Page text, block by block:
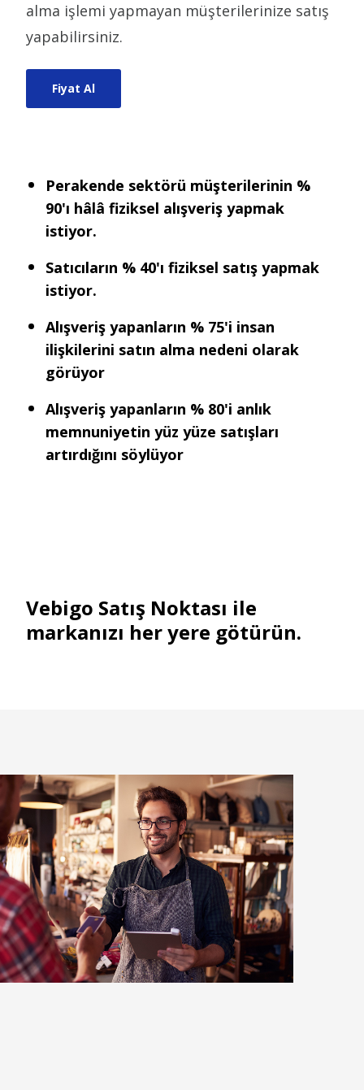
alma işlemi yapmayan müşterilerinize satış
yapabilirsiniz.
Fiyat Al
Perakende sektörü müşterilerinin %
90'ı hâlâ fiziksel alışveriş yapmak
istiyor.
Satıcıların % 40'ı fiziksel satış yapmak
istiyor.
Alışveriş yapanların % 75'i insan
ilişkilerini satın alma nedeni olarak
görüyor
Alışveriş yapanların % 80'i anlık
memnuniyetin yüz yüze satışları
artırdığını söylüyor
Vebigo Satış Noktası ile
markanızı her yere götürün.